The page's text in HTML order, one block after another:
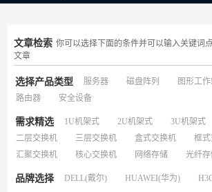
文章检索 你可以选择下面的条件并可以输入关键词
文章
选择产品类型 服务器 磁盘阵列 图形工
路由器
安全设备
需求精选 1U机架式 2U机架式 3U机架式
二层交换机
三层交换机 盒式交换机
框
汇聚交换机
核心交换机 网络存储 光纤存
品牌选择 DELL(戴尔) HUAWEI(华为)